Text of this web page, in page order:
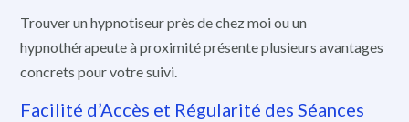
Trouver un hypnotiseur près de chez moi ou un
hypnothérapeute à proximité présente plusieurs avantages
concrets pour votre suivi.
Facilité d’Accès et Régularité des Séances